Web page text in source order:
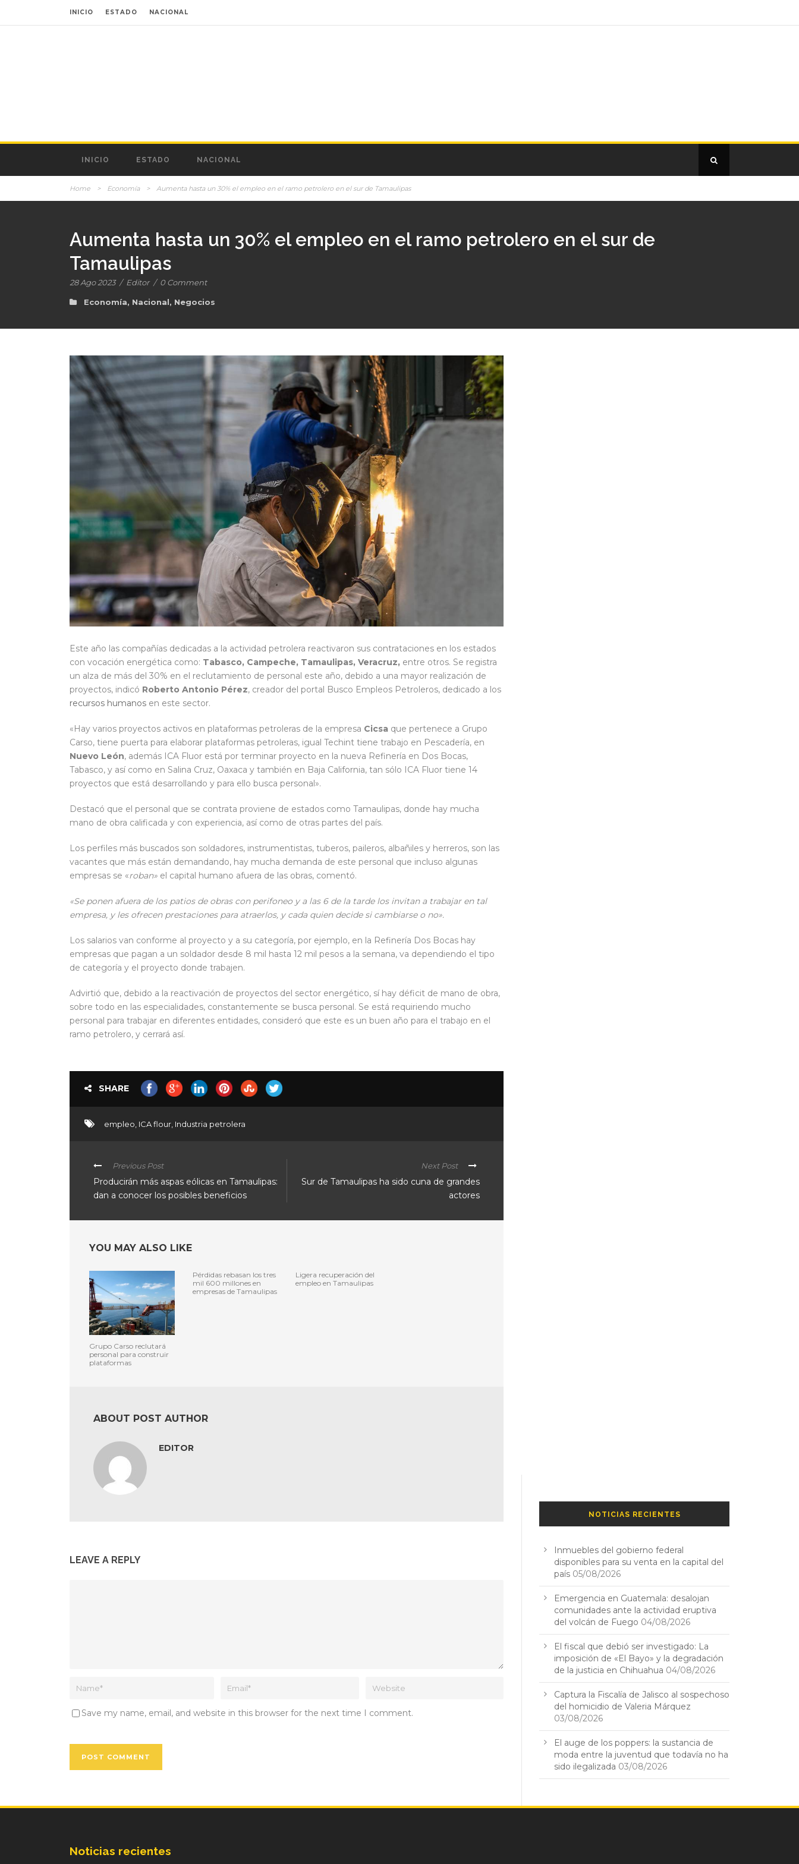
INICIO ESTADO NACIONAL
INICIO ESTADO NACIONAL
Home > Economía > Aumenta hasta un 30% el empleo en el ramo petrolero en el sur de Tamaulipas
Aumenta hasta un 30% el empleo en el ramo petrolero en el sur de
Tamaulipas
28 Ago 2023 / Editor / 0 Comment
Economía, Nacional, Negocios
Este año las compañías dedicadas a la actividad petrolera reactivaron sus contrataciones en los estados
con vocación energética como: Tabasco, Campeche, Tamaulipas, Veracruz, entre otros. Se registra
un alza de más del 30% en el reclutamiento de personal este año, debido a una mayor realización de
proyectos, indicó Roberto Antonio Pérez, creador del portal Busco Empleos Petroleros, dedicado a los
recursos humanos en este sector.
«Hay varios proyectos activos en plataformas petroleras de la empresa Cicsa que pertenece a Grupo
Carso, tiene puerta para elaborar plataformas petroleras, igual Techint tiene trabajo en Pescadería, en
Nuevo León, además ICA Fluor está por terminar proyecto en la nueva Refinería en Dos Bocas,
Tabasco, y así como en Salina Cruz, Oaxaca y también en Baja California, tan sólo ICA Fluor tiene 14
proyectos que está desarrollando y para ello busca personal».
Destacó que el personal que se contrata proviene de estados como Tamaulipas, donde hay mucha
mano de obra calificada y con experiencia, así como de otras partes del país.
Los perfiles más buscados son soldadores, instrumentistas, tuberos, paileros, albañiles y herreros, son las
vacantes que más están demandando, hay mucha demanda de este personal que incluso algunas
empresas se «roban» el capital humano afuera de las obras, comentó.
«Se ponen afuera de los patios de obras con perifoneo y a las 6 de la tarde los invitan a trabajar en tal
empresa, y les ofrecen prestaciones para atraerlos, y cada quien decide si cambiarse o no».
Los salarios van conforme al proyecto y a su categoría, por ejemplo, en la Refinería Dos Bocas hay
empresas que pagan a un soldador desde 8 mil hasta 12 mil pesos a la semana, va dependiendo el tipo
de categoría y el proyecto donde trabajen.
Advirtió que, debido a la reactivación de proyectos del sector energético, sí hay déficit de mano de obra,
sobre todo en las especialidades, constantemente se busca personal. Se está requiriendo mucho
personal para trabajar en diferentes entidades, consideró que este es un buen año para el trabajo en el
ramo petrolero, y cerrará así.
SHARE
empleo ICA flour Industria petrolera
Previous Post
Producirán más aspas eólicas en Tamaulipas:
dan a conocer los posibles beneficios
Next Post
Sur de Tamaulipas ha sido cuna de grandes
actores
YOU MAY ALSO LIKE
Grupo Carso reclutará
personal para construir
plataformas
Pérdidas rebasan los tres
mil 600 millones en
empresas de Tamaulipas
Ligera recuperación del
empleo en Tamaulipas
ABOUT POST AUTHOR
EDITOR
LEAVE A REPLY
Save my name, email, and website in this browser for the next time I comment.
NOTICIAS RECIENTES
Inmuebles del gobierno federal
disponibles para su venta en la capital del
país 05/08/2026
Emergencia en Guatemala: desalojan
comunidades ante la actividad eruptiva
del volcán de Fuego 04/08/2026
El fiscal que debió ser investigado: La
imposición de «El Bayo» y la degradación
de la justicia en Chihuahua 04/08/2026
Captura la Fiscalía de Jalisco al sospechoso
del homicidio de Valeria Márquez
03/08/2026
El auge de los poppers: la sustancia de
moda entre la juventud que todavía no ha
sido ilegalizada 03/08/2026
Noticias recientes